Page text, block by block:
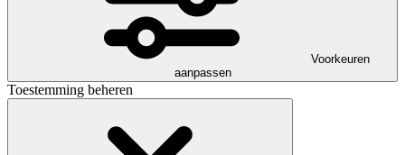
Voorkeuren
aanpassen
Toestemming beheren